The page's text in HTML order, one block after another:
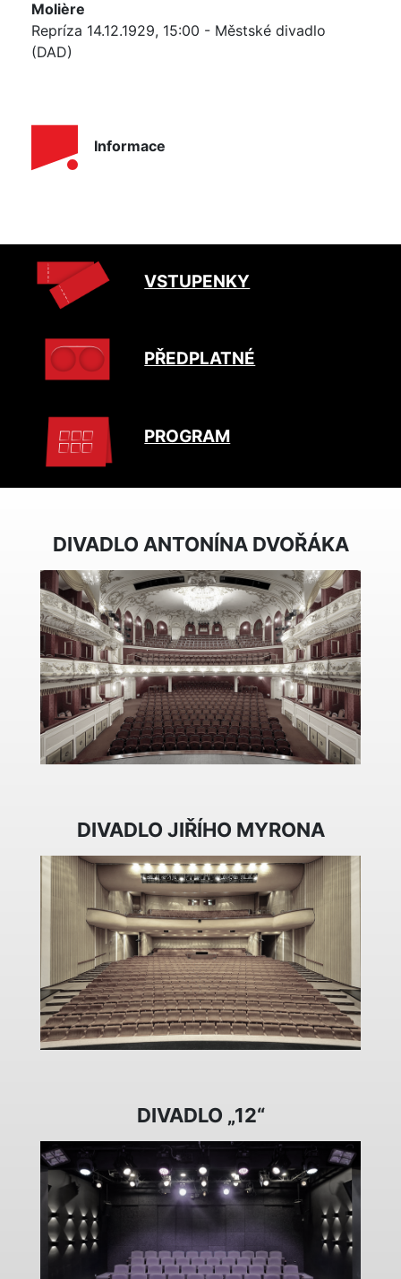
Molière
Repríza 14.12.1929, 15:00 - Městské divadlo
(DAD)
Informace
VSTUPENKY
PŘEDPLATNÉ
PROGRAM
DIVADLO ANTONÍNA DVOŘÁKA
DIVADLO JIŘÍHO MYRONA
DIVADLO „12“